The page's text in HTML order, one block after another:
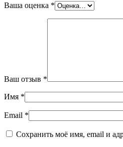
Ваша оценка *
Ваш отзыв *
Имя *
Email *
Сохранить моё имя, email и